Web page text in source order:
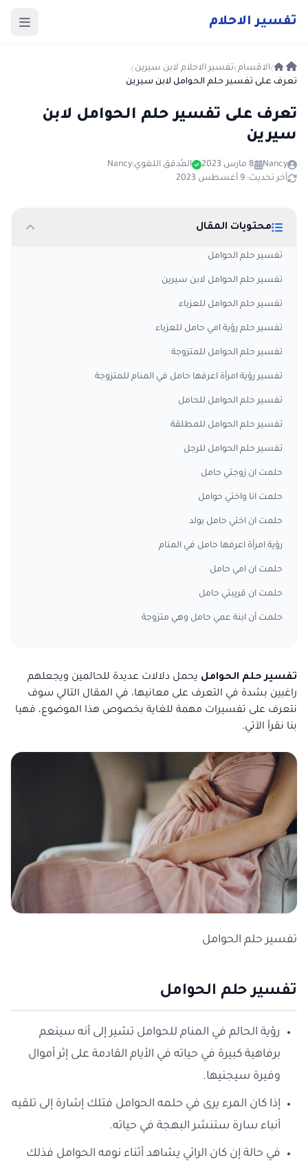
تفسير الاحلام
الاقسام تفسير الاحلام لابن سيرين
تعرف على تفسير حلم الحوامل لابن سيرين
تعرف على تفسير حلم الحوامل لابن
سيرين
Nancy 8 مارس 2023 المُدقق اللغوي:Nancy
آخر تحديث: 9 أغسطس 2023
محتويات المقال
تفسير حلم الحوامل
تفسير حلم الحوامل لابن سيرين
تفسير حلم الحوامل للعزباء
تفسير حلم رؤية امي حامل للعزباء
تفسير حلم الحوامل للمتزوجة
تفسير رؤية امرأة اعرفها حامل في المنام للمتزوجة
تفسير حلم الحوامل للحامل
تفسير حلم الحوامل للمطلقة
تفسير حلم الحوامل للرجل
حلمت ان زوجتي حامل
حلمت انا واختي حوامل
حلمت ان اختي حامل بولد
رؤية امرأة اعرفها حامل في المنام
حلمت ان امي حامل
حلمت ان قريبتي حامل
حلمت أن ابنة عمي حامل وهي متزوجة
تفسير حلم الحوامل يحمل دلالات عديدة للحالمين ويجعلهم
راغبين بشدة في التعرف على معانيها، في المقال التالي سوف
نتعرف على تفسيرات مهمة للغاية بخصوص هذا الموضوع، فهيا
بنا نقرأ الآتي.
تفسير حلم الحوامل
تفسير حلم الحوامل
رؤية الحالم في المنام للحوامل تشير إلى أنه سينعم
برفاهية كبيرة في حياته في الأيام القادمة على إثر أموال
وفيرة سيجنيها.
إذا كان المرء يرى في حلمه الحوامل فتلك إشارة إلى تلقيه
أنباء سارة ستنشر البهجة في حياته.
في حالة إن كان الرائي يشاهد أثناء نومه الحوامل فذلك